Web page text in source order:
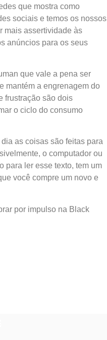
que mostra como
sociais e temos os nossos
mais assertividade às
anúncios para os seus
que vale a pena ser
mantém a engrenagem do
frustração são dois
o ciclo do consumo
as coisas são feitas para
o computador ou
para ler esse texto, tem um
você compre um novo e
por impulso na Black